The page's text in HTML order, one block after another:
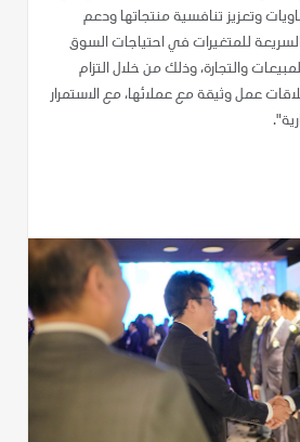
وتعزيز تنافسية منتجاتها ودعم
السريعة للمتغيرات في احتياجات السوق
والتجارة، وذلك من خلال التزام
عمل وثيقة مع عملائها، مع الاستمرار